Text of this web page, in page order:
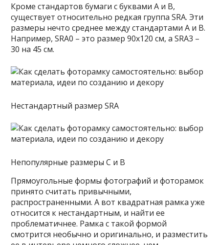
Кроме стандартов бумаги с буквами А и В,
существует относительно редкая группа SRA. Эти
размеры нечто среднее между стандартами А и В.
Например, SRA0 – это размер 90х120 см, а SRA3 –
30 на 45 см.
Нестандартный размер SRA
Непопулярные размеры C и B
Прямоугольные формы фотографий и фоторамок
принято считать привычными,
распространенными. А вот квадратная рамка уже
относится к нестандартным, и найти ее
проблематичнее. Рамка с такой формой
смотрится необычно и оригинально, и разместить